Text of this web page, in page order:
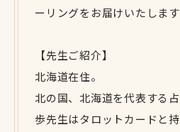
ーリングをお届けいたします
【先生ご紹介】
北海道在住。
北の国、北海道を代表する占
歩先生はタロットカードと